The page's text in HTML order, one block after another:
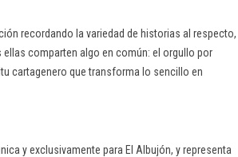
recordando la variedad de historias al respecto,
comparten algo en común: el orgullo por
cartagenero que transforma lo sencillo en
y exclusivamente para El Albujón, y representa